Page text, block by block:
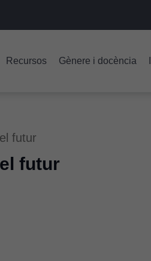
Recursos Gènere i docència
futur
futur